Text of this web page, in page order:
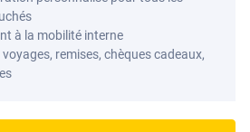
à la mobilité interne
remises, chèques cadeaux,